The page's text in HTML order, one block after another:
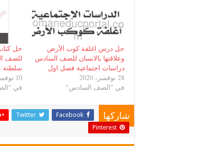
حل درس اغلفة كوب الأرض
وعلاقتها بالانسان للصف السادس
دراسات اجتماعية فصل اول
28 نوفمبر، 2020
في "الصف السادس"
حل
للصف
سلطنة
10 نوفمبر، 2021
في
شاركها Facebook
Twitter
Pinterest